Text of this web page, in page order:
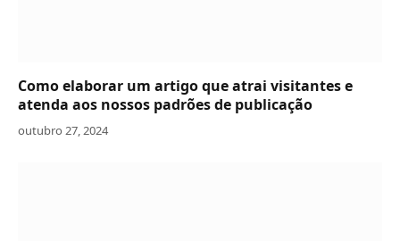
Como elaborar um artigo que atrai visitantes e
atenda aos nossos padrões de publicação
outubro 27, 2024